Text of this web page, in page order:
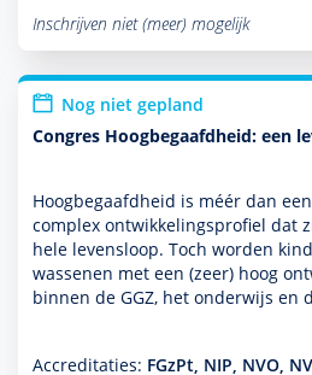
Inschrijven niet (meer) mogelijk
Nog niet gepland
Congres Hoogbegaafdheid: een
Hoogbegaafdheid is méér dan
complex ont­wikke­lingsprofiel dat
hele levens­loop. Toch worden
was­senen met een (zeer) hoog
binnen de GGZ, het onder­wijs en
Accreditaties: FGzPt, NIP, NVO,